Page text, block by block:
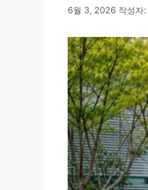
6월 3, 2026 작성자: